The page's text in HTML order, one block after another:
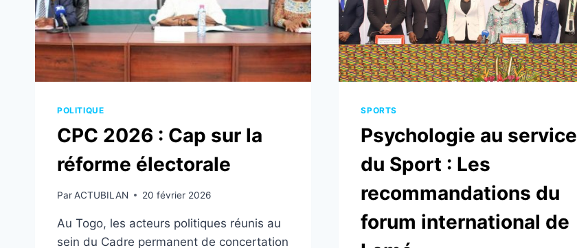
POLITIQUE
CPC 2026 : Cap sur la
réforme électorale
ParACTUBILAN 20 février 2026
Au Togo, les acteurs politiques réunis au
sein du Cadre permanent de concertation
SPORTS
Psychologie au service
du Sport : Les
recommandations du
forum international de